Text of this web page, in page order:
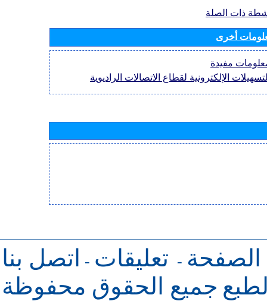
ذات الصلة
أخرى
مفيدة
الإلكترونية لقطاع الاتصالات الراديوية
الصفحة - تعليقات -
اتصل بنا
جميع الحقوق محفوظة